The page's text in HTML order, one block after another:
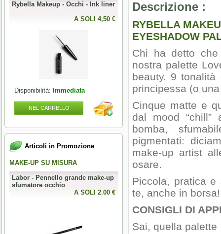
Rybella Makeup - Occhi - Ink liner
A SOLI 4,50 €
Disponibilità: Immediata
NEL CARRELLO
Articoli in Promozione
MAKE-UP SU MISURA
Labor - Pennello grande make-up
sfumatore occhio
A SOLI 2.00 €
PERFECT NAILS
Mesauda - MNP Crumpled Foil -
Foil metallici per nail art
A SOLI 3.28
Descrizione :
RYBELLA
EYESHADOW
Chi ha detto
nostra palette
beauty. 9
principessa (o
Cinque matte e
dal mood
bomba,
pigmentati:
make-up artist
osare.
Piccola, pratica
te, anche in borsa!
CONSIGLI DI
Sai, quella